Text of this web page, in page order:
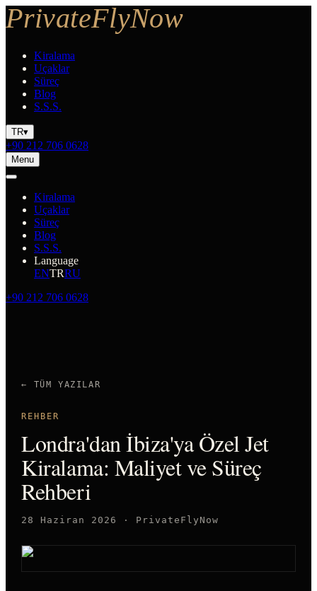
Kiralama
Uçaklar
Süreç
Blog
S.S.S.
TR▾
+90 212 706 0628
Menu
Kiralama
Uçaklar
Süreç
Blog
S.S.S.
Language
ENTRRU
+90 212 706 0628
← TÜM YAZILAR
REHBER
Londra'dan İbiza'ya Özel Jet
Kiralama: Maliyet ve Süreç
Rehberi
28 Haziran 2026 · PrivateFlyNow